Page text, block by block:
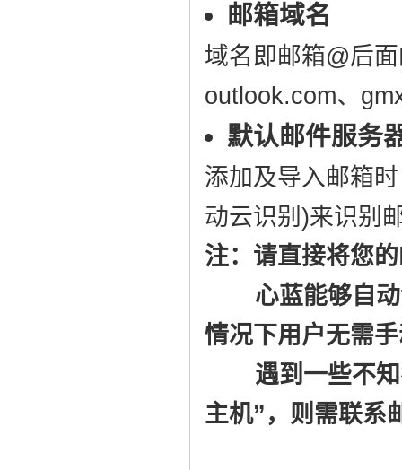
邮箱域名
域名即邮箱@后
outlook.com、
默认邮件服务
添加及导入邮箱
动云识别)来识别
注：请直接将您
心蓝能够自动
情况下用户无需
遇到一些不知
主机”，则需联系